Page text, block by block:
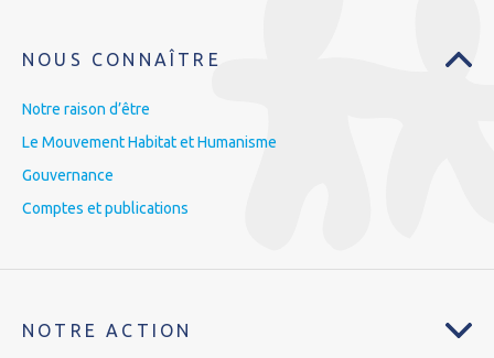
NOUS CONNAÎTRE
Notre raison d’être
Le Mouvement Habitat et Humanisme
Gouvernance
Comptes et publications
NOTRE ACTION